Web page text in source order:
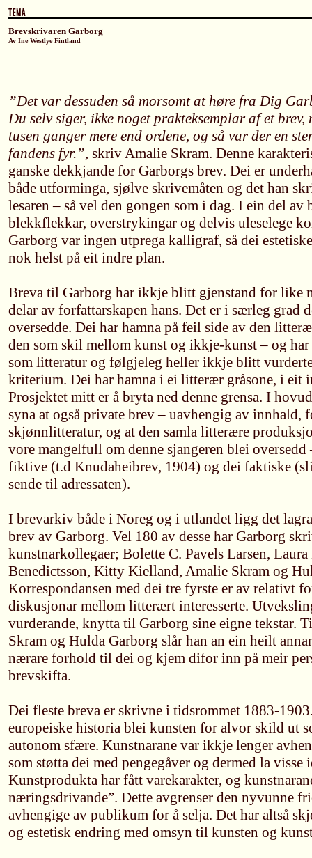
Brevskrivaren Garborg
Av Ine Westlye Fintland
”Det var dessuden så morsomt at høre fra Dig
Du selv siger, ikke noget prakteksemplar af et
tusen ganger mere end ordene, og så var der en
fandens fyr.”, skriv Amalie Skram. Denne
ganske dekkjande for Garborgs brev. Dei er
både utforminga, sjølve skrivemåten og det han
lesaren – så vel den gongen som i dag. I ein del av
blekkflekkar, overstrykingar og delvis uleselege
Garborg var ingen utprega kalligraf, så dei
nok helst på eit indre plan.
Breva til Garborg har ikkje blitt gjenstand for like
delar av forfattarskapen hans. Det er i særleg grad
oversedde. Dei har hamna på feil side av den
den som skil mellom kunst og ikkje-kunst – og
som litteratur og følgjeleg heller ikkje blitt
kriterium. Dei har hamna i ei litterær gråsone, i eit
Prosjektet mitt er å bryta ned denne grensa. I
syna at også private brev – uavhengig av innhald,
skjønnlitteratur, og at den samla litterære
vore mangelfull om denne sjangeren blei oversedd
fiktive (t.d Knudaheibrev, 1904) og dei faktiske
sende til adressaten).
I brevarkiv både i Noreg og i utlandet ligg det
brev av Garborg. Vel 180 av desse har Garborg
kunstnarkollegaer; Bolette C. Pavels Larsen,
Benedictsson, Kitty Kielland, Amalie Skram og
Korrespondansen med dei tre fyrste er av relativt
diskusjonar mellom litterært interesserte.
vurderande, knytta til Garborg sine eigne tekstar.
Skram og Hulda Garborg slår han an ein heilt
nærare forhold til dei og kjem difor inn på meir
brevskifta.
Dei fleste breva er skrivne i tidsrommet 1883-
europeiske historia blei kunsten for alvor skild ut
autonom sfære. Kunstnarane var ikkje lenger
som støtta dei med pengegåver og dermed la visse
Kunstprodukta har fått varekarakter, og
næringsdrivande”. Dette avgrenser den nyvunne
avhengige av publikum for å selja. Det har altså
og estetisk endring med omsyn til kunsten og